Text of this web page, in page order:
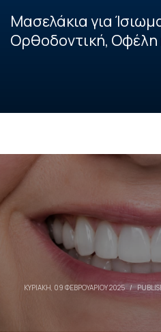
Μασελάκια για
Ορθοδοντική, Οφέλη
ΚΥΡΙΑΚΉ, 09 ΦΕΒΡΟΥΑΡΊΟΥ 2025 /